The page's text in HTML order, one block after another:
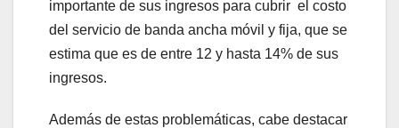
importante de sus ingresos para cubrir el costo
del servicio de banda ancha móvil y fija, que se
estima que es de entre 12 y hasta 14% de sus
ingresos.
Además de estas problemáticas, cabe destacar